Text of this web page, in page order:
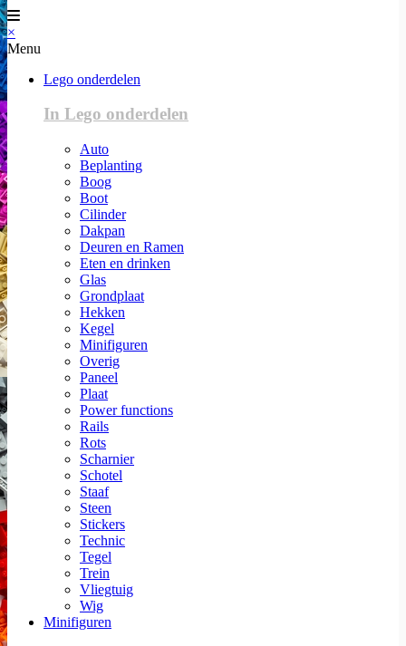
×
Menu
Lego onderdelen
In Lego onderdelen
Auto
Beplanting
Boog
Boot
Cilinder
Dakpan
Deuren en Ramen
Eten en drinken
Glas
Grondplaat
Hekken
Kegel
Minifiguren
Overig
Paneel
Plaat
Power functions
Rails
Rots
Scharnier
Schotel
Staaf
Steen
Stickers
Technic
Tegel
Trein
Vliegtuig
Wig
Minifiguren